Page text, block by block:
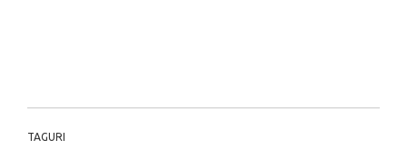
TAGURI